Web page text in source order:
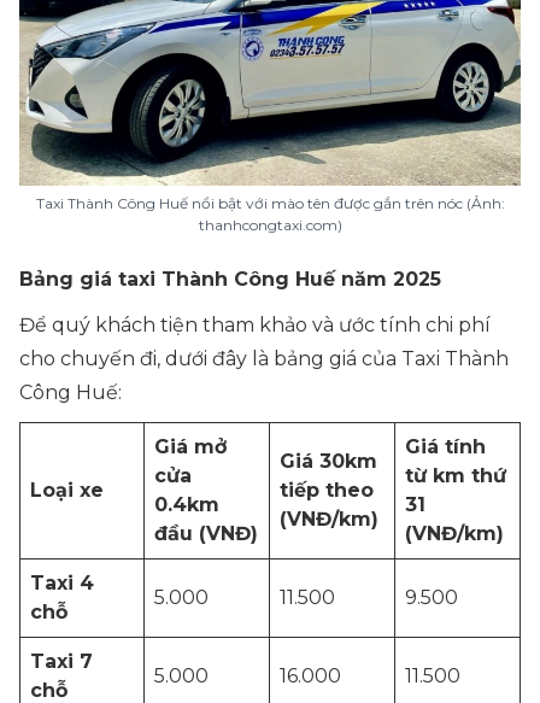
Taxi Thành Công Huế nổi bật với mào tên được gắn trên nóc (Ảnh:
thanhcongtaxi.com)
Bảng giá taxi Thành Công Huế năm 2025
Để quý khách tiện tham khảo và ước tính chi phí
cho chuyến đi, dưới đây là bảng giá của Taxi Thành
Công Huế:
Loại xe
Giá mở
cửa
0.4km
đầu (VNĐ)
Giá 30km
tiếp theo
(VNĐ/km)
Giá tính
từ km thứ
31
(VNĐ/km)
Taxi 4
chỗ
5.000 11.500 9.500
Taxi 7
chỗ
5.000 16.000 11.500